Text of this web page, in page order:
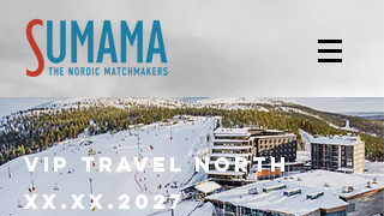
VIP TRAVEL NORTH
XX.XX.2027